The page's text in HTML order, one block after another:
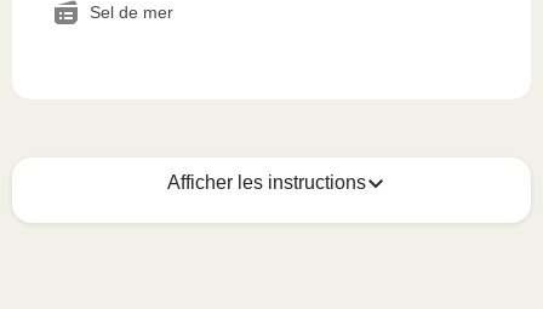
Sel de mer
Afficher les instructions
Voici comment savourer ce plat